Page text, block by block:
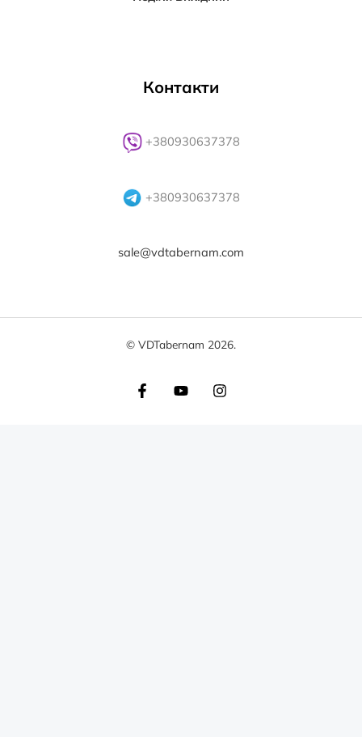
Контакти
+380930637378
+380930637378
sale@vdtabernam.com
© VDTabernam 2026.